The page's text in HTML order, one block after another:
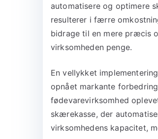
automatisere og optimere
resulterer i færre
bidrage til en mere præcis
virksomheden penge.
En vellykket
opnået markante
fødevarevirksomhed
skærekasse, der
virksomhedens kapacitet,